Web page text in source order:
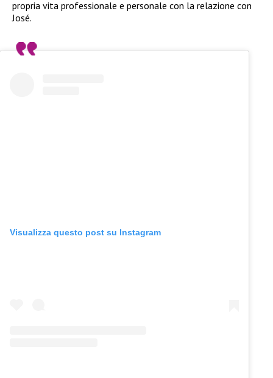
propria vita professionale e personale con la relazione con
José.
Visualizza questo post su Instagram